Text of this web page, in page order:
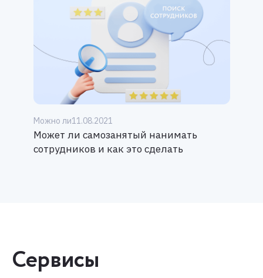
Можно ли11.08.2021
Может ли самозанятый нанимать
сотрудников и как это сделать
Сервисы